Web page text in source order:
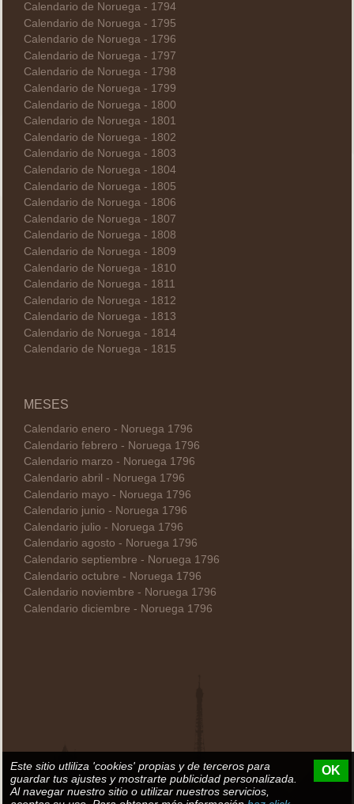
Calendario de Noruega - 1794
Calendario de Noruega - 1795
Calendario de Noruega - 1796
Calendario de Noruega - 1797
Calendario de Noruega - 1798
Calendario de Noruega - 1799
Calendario de Noruega - 1800
Calendario de Noruega - 1801
Calendario de Noruega - 1802
Calendario de Noruega - 1803
Calendario de Noruega - 1804
Calendario de Noruega - 1805
Calendario de Noruega - 1806
Calendario de Noruega - 1807
Calendario de Noruega - 1808
Calendario de Noruega - 1809
Calendario de Noruega - 1810
Calendario de Noruega - 1811
Calendario de Noruega - 1812
Calendario de Noruega - 1813
Calendario de Noruega - 1814
Calendario de Noruega - 1815
MESES
Calendario enero - Noruega 1796
Calendario febrero - Noruega 1796
Calendario marzo - Noruega 1796
Calendario abril - Noruega 1796
Calendario mayo - Noruega 1796
Calendario junio - Noruega 1796
Calendario julio - Noruega 1796
Calendario agosto - Noruega 1796
Calendario septiembre - Noruega 1796
Calendario octubre - Noruega 1796
Calendario noviembre - Noruega 1796
Calendario diciembre - Noruega 1796
Este sitio utliliza 'cookies' propias y de terceros para
guardar tus ajustes y mostrarte publicidad personalizada.
Al navegar nuestro sitio o utilizar nuestros servicios,
OK